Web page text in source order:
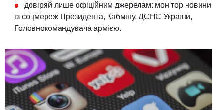
довіряй лише офіційним джерелам: монітор новини
із соцмереж Президента, Кабміну, ДСНС України,
Головнокомандувача армією.